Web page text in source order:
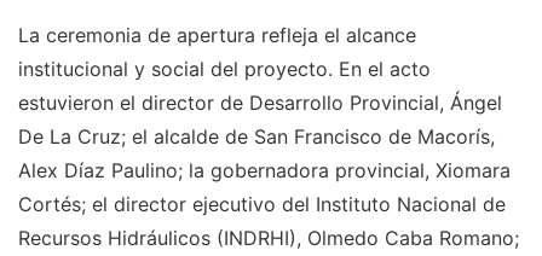
La ceremonia de apertura refleja el alcance
institucional y social del proyecto. En el acto
estuvieron el director de Desarrollo Provincial, Ángel
De La Cruz; el alcalde de San Francisco de Macorís,
Alex Díaz Paulino; la gobernadora provincial, Xiomara
Cortés; el director ejecutivo del Instituto Nacional de
Recursos Hidráulicos (INDRHI), Olmedo Caba Romano;